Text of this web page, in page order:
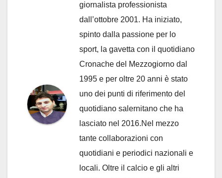
giornalista professionista
dall’ottobre 2001. Ha iniziato,
spinto dalla passione per lo
sport, la gavetta con il quotidiano
Cronache del Mezzogiorno dal
1995 e per oltre 20 anni è stato
uno dei punti di riferimento del
quotidiano salernitano che ha
lasciato nel 2016.Nel mezzo
tante collaborazioni con
quotidiani e periodici nazionali e
locali. Oltre il calcio e gli altri